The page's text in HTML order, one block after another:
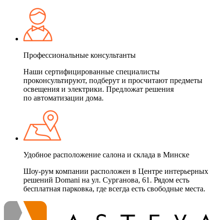
Профессиональные консультанты
Наши сертифицированные специалисты
проконсультируют, подберут и просчитают предметы
освещения и электрики. Предложат решения
по автоматизации дома.
Удобное расположение салона и склада в Минске
Шоу-рум компании расположен в Центре интерьерных
решений Domani на ул. Сурганова, 61. Рядом есть
бесплатная парковка, где всегда есть свободные места.